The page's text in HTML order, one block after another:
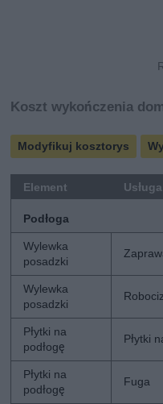
Koszt wykończenia
Modyfikuj kosztorys
Element Usługa
Podłoga
Wylewka
posadzki
Wylewka
posadzki
Płytki na
podłogę
Płytki
Płytki na
podłogę
Fuga